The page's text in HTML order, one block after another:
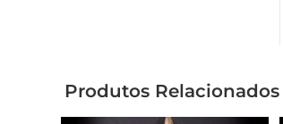
Produtos Relacionados